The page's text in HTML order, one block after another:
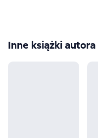
Inne książki autora